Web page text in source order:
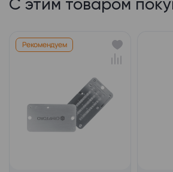
С этим товаром
Рекомендуем